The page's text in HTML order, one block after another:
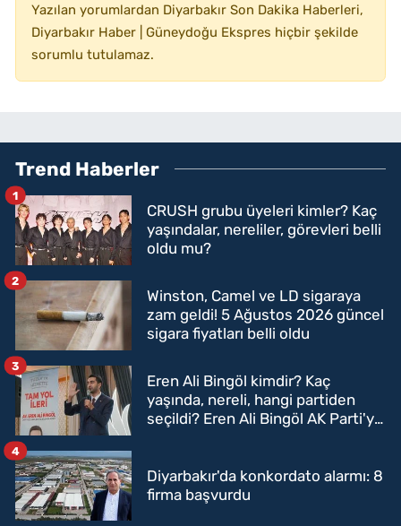
Yazılan yorumlardan Diyarbakır Son Dakika Haberleri,
Diyarbakır Haber | Güneydoğu Ekspres hiçbir şekilde
sorumlu tutulamaz.
Trend Haberler
CRUSH grubu üyeleri kimler? Kaç
yaşındalar, nereliler, görevleri belli
oldu mu?
1
Winston, Camel ve LD sigaraya
zam geldi! 5 Ağustos 2026 güncel
sigara fiyatları belli oldu
2
Eren Ali Bingöl kimdir? Kaç
yaşında, nereli, hangi partiden
seçildi? Eren Ali Bingöl AK Parti'ye
3
Diyarbakır'da konkordato alarmı: 8
firma başvurdu
4